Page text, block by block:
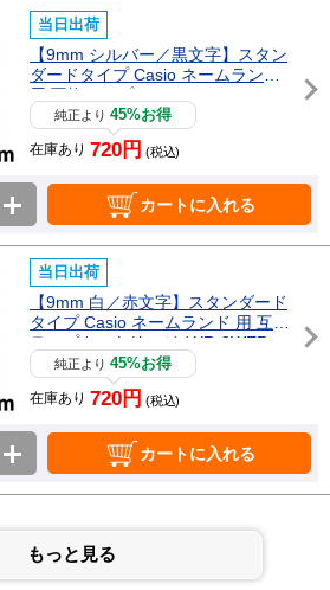
当日出荷
【9mm シルバー／黒文字】スタン
ダードタイプ Casio ネームランド
用 互換テープカートリッジ / XR-9
純正より45%お得
在庫あり 720円 (税込)
カートに入れる
当日出荷
【9mm 白／赤文字】スタンダード
タイプ Casio ネームランド 用 互換
テープカートリッジ / XR-9WER
純正より45%お得
在庫あり 720円 (税込)
カートに入れる
もっと見る